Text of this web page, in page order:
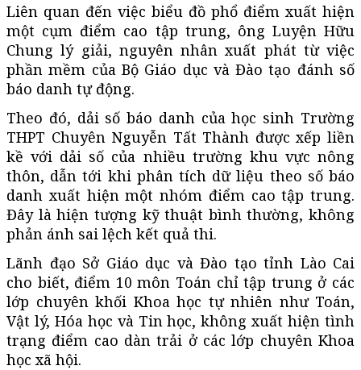
Liên quan đến việc biểu đồ phổ điểm xuất hiện
một cụm điểm cao tập trung, ông Luyện Hữu
Chung lý giải, nguyên nhân xuất phát từ việc
phần mềm của Bộ Giáo dục và Đào tạo đánh số
báo danh tự động.
Theo đó, dải số báo danh của học sinh Trường
THPT Chuyên Nguyễn Tất Thành được xếp liền
kề với dải số của nhiều trường khu vực nông
thôn, dẫn tới khi phân tích dữ liệu theo số báo
danh xuất hiện một nhóm điểm cao tập trung.
Đây là hiện tượng kỹ thuật bình thường, không
phản ánh sai lệch kết quả thi.
Lãnh đạo Sở Giáo dục và Đào tạo tỉnh Lào Cai
cho biết, điểm 10 môn Toán chỉ tập trung ở các
lớp chuyên khối Khoa học tự nhiên như Toán,
Vật lý, Hóa học và Tin học, không xuất hiện tình
trạng điểm cao dàn trải ở các lớp chuyên Khoa
học xã hội.